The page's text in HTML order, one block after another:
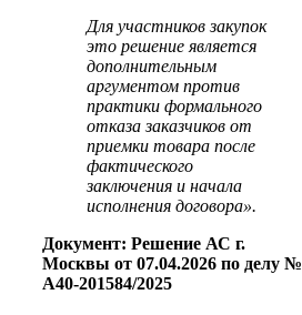
Для участников закупок
это решение является
дополнительным
аргументом против
практики формального
отказа заказчиков от
приемки товара после
фактического
заключения и начала
исполнения договора».
Документ: Решение АС г.
Москвы от 07.04.2026 по делу №
А40-201584/2025